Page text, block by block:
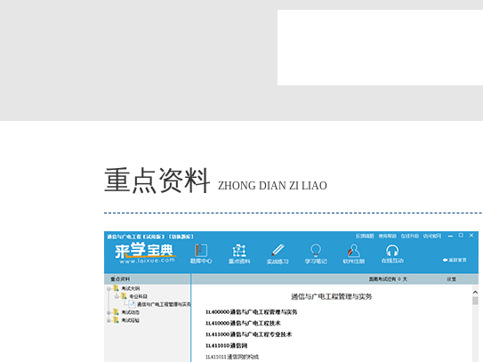
重点资料 ZHONG DIAN ZI LIAO